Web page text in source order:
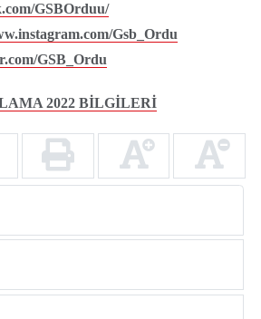
GSBOrduu/
Gsb_Ordu
GSB_Ordu
2022 BİLGİLERİ